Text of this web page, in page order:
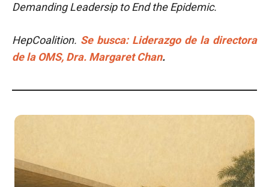
Demanding Leadersip to End the Epidemic.
HepCoalition. Se busca: Liderazgo de la directora
de la OMS, Dra. Margaret Chan.